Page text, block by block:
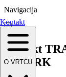
Navigacija
Kontakt
O VRTCU
Projekt
ZAJTRK